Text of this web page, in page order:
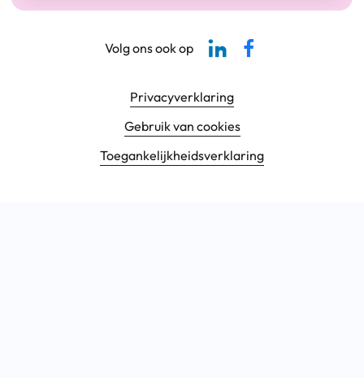
Footer navigatie
Privacyverklaring
Gebruik van cookies
Toegankelijkheids­verklaring
Volg ons ook op
Linkedin-pagina SBCM
Facebook SBCM